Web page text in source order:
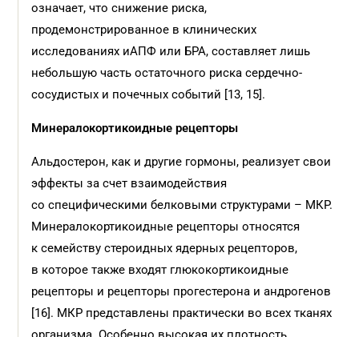
означает, что снижение риска,
продемонстрированное в клинических
исследованиях иАПФ или БРА, составляет лишь
небольшую часть остаточного риска сердечно-
сосудистых и почечных событий [13, 15].
Минералокортикоидные рецепторы
Альдостерон, как и другие гормоны, реализует свои
эффекты за счет взаимодействия
со специфическими белковыми структурами – МКР.
Минералокортикоидные рецепторы относятся
к семейству стероидных ядерных рецепторов,
в которое также входят глюкокортикоидные
рецепторы и рецепторы прогестерона и андрогенов
[16]. МКР представлены практически во всех тканях